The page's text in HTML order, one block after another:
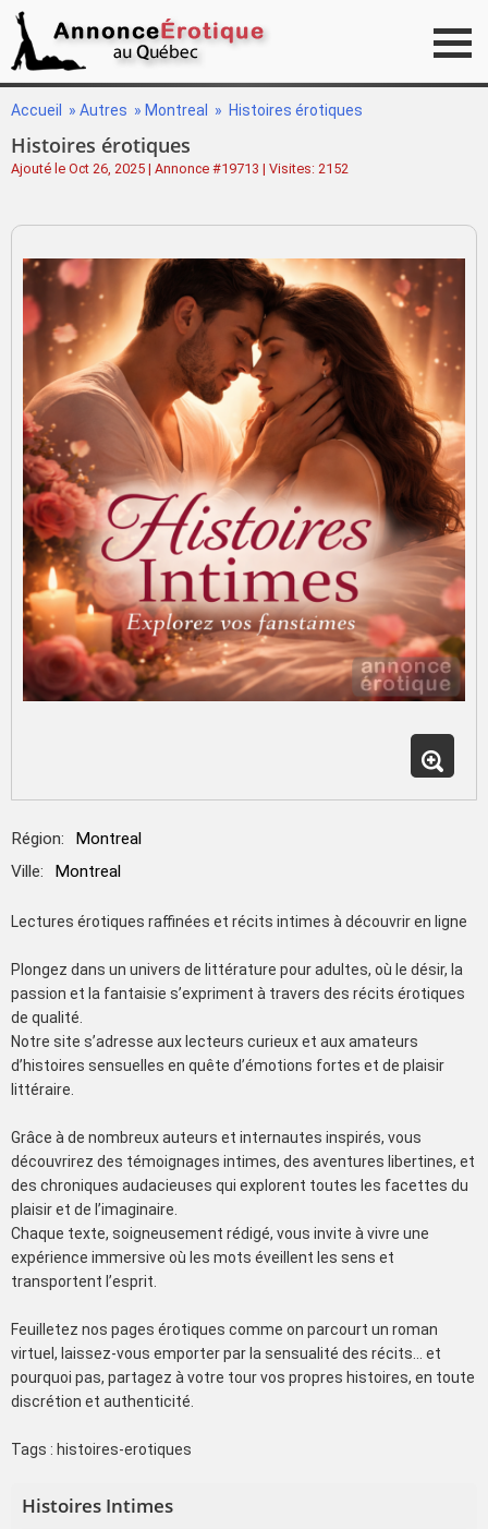
Accueil » Autres » Montreal » Histoires érotiques
Histoires érotiques
Ajouté le Oct 26, 2025 | Annonce #19713 | Visites: 2152
Région:
Montreal
Ville:
Montreal
Lectures érotiques raffinées et récits intimes à découvrir en ligne
Plongez dans un univers de littérature pour adultes, où le désir, la
passion et la fantaisie s’expriment à travers des récits érotiques
de qualité.
Notre site s’adresse aux lecteurs curieux et aux amateurs
d’histoires sensuelles en quête d’émotions fortes et de plaisir
littéraire.
Grâce à de nombreux auteurs et internautes inspirés, vous
découvrirez des témoignages intimes, des aventures libertines, et
des chroniques audacieuses qui explorent toutes les facettes du
plaisir et de l’imaginaire.
Chaque texte, soigneusement rédigé, vous invite à vivre une
expérience immersive où les mots éveillent les sens et
transportent l’esprit.
Feuilletez nos pages érotiques comme on parcourt un roman
virtuel, laissez-vous emporter par la sensualité des récits… et
pourquoi pas, partagez à votre tour vos propres histoires, en toute
discrétion et authenticité.
Tags : histoires-erotiques
Histoires Intimes